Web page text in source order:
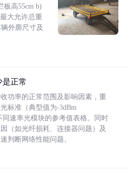
板高55cm b)
大允许总重
外廓尺寸及
正常
功率的正常范围及影响因素，重
标准（典型值为-3dBm
同速率光模块的参考值表格。同时
（如光纤损耗、连接器问题）及
判断网络性能问题。